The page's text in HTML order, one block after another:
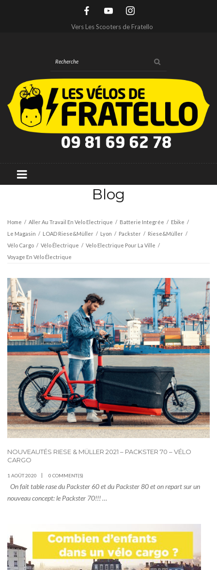
Vers Les Scooters de Fratello
Blog
Home / Aller Au Travail En Velo Electrique / Batterie Integrée / Ebike /
Le Magasin / LOAD Riese&Müller / Lyon / Packster / Riese&Müller /
Vélo Cargo / Vélo Électrique / Velo Electrique Pour La Ville /
Voyage En Vélo Électrique
NOUVEAUTÉS RIESE & MÜLLER 2021 – PACKSTER 70 – VÉLO
CARGO
1 AOÛT 2020 0 COMMENT(S)
On fait table rase du Packster 60 et du Packster 80 et on repart sur un
nouveau concept: le Packster 70!!! …